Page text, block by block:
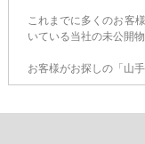
これまでに多くのお客
いている当社の未公開
お客様がお探しの「山